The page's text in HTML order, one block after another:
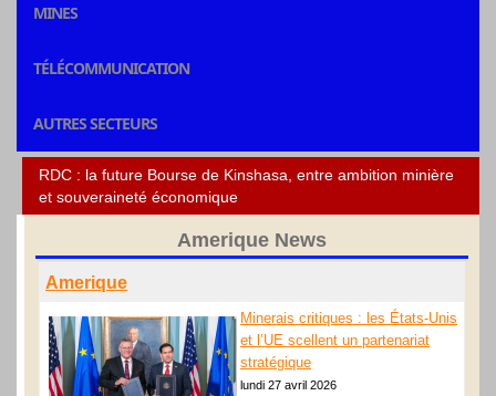
MINES
TÉLÉCOMMUNICATION
AUTRES SECTEURS
Amerique News
Amerique
Minerais critiques : les États-Unis
et l’UE scellent un partenariat
stratégique
lundi 27 avril 2026